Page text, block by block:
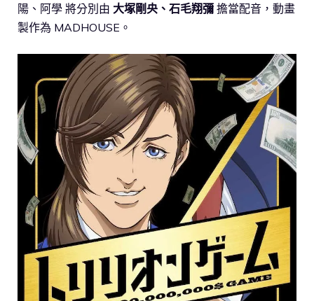
陽、阿學 將分別由 大塚剛央、石毛翔彌 擔當配音，動畫
製作為 MADHOUSE。